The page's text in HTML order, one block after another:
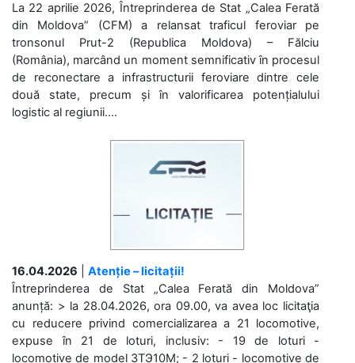
La 22 aprilie 2026, Întreprinderea de Stat „Calea Ferată
din Moldova” (CFM) a relansat traficul feroviar pe
tronsonul Prut-2 (Republica Moldova) – Fălciu
(România), marcând un moment semnificativ în procesul
de reconectare a infrastructurii feroviare dintre cele
două state, precum și în valorificarea potențialului
logistic al regiunii....
16.04.2026
Atenție – licitații!
Întreprinderea de Stat „Calea Ferată din Moldova”
anunță: > la 28.04.2026, ora 09.00, va avea loc licitaţia
cu reducere privind comercializarea a 21 locomotive,
expuse în 21 de loturi, inclusiv: - 19 de loturi -
locomotive de model 3ТЭ10М; - 2 loturi - locomotive de